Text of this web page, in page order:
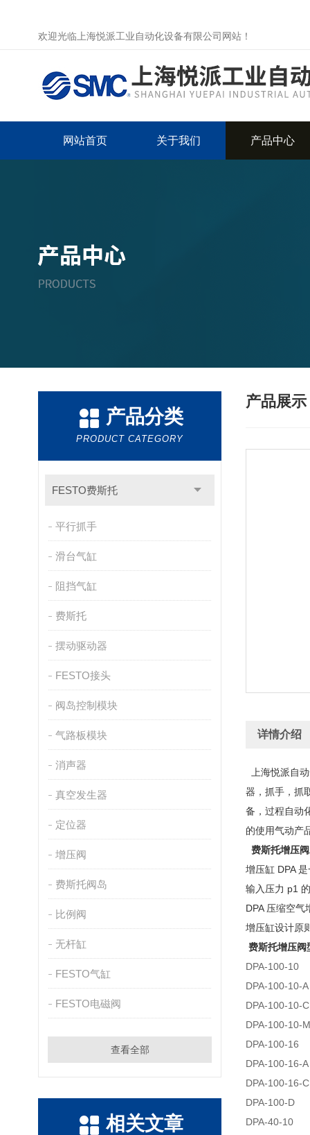
欢迎光临上海悦派工业自动化设备有限公司网站！
网站首页 关于我们 产品中心
产品分类
PRODUCT CATEGORY
FESTO费斯托
平行抓手
滑台气缸
阻挡气缸
费斯托
摆动驱动器
FESTO接头
阀岛控制模块
气路板模块
消声器
真空发生器
定位器
增压阀
费斯托阀岛
比例阀
无杆缸
FESTO气缸
FESTO电磁阀
查看全部
相关文章
产品展示
详情介绍
上海悦派自
器，抓手，抓
备，过程自动
的使用气动产
费斯托增压
增压缸 DPA
输入压力 p1
DPA 压缩空
增压缸设计原
费斯托增压阀
DPA-100-10
DPA-100-10-A
DPA-100-10-
DPA-100-10-
DPA-100-16
DPA-100-16-A
DPA-100-16-
DPA-100-D
DPA-40-10